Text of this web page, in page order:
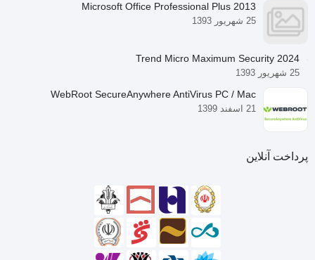
Microsoft Office Professional Plus 2013
25 شهریور 1393
Trend Micro Maximum Security 2024
25 شهریور 1393
WebRoot SecureAnywhere AntiVirus PC / Mac
21 اسفند 1399
پرداخت آنلاین